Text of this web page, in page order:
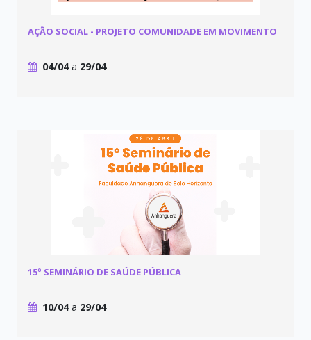
AÇÃO SOCIAL - PROJETO COMUNIDADE EM MOVIMENTO
04/04a 29/04
15º SEMINÁRIO DE SAÚDE PÚBLICA
10/04a 29/04